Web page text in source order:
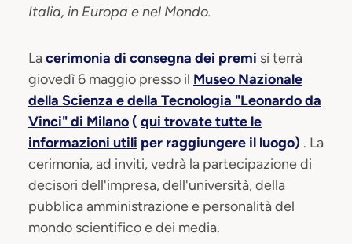
Italia, in Europa e nel Mondo.
Lacerimonia di consegna dei premi si terrà
giovedì 6 maggio presso il Museo Nazionale
della Scienza e della Tecnologia "Leonardo da
Vinci" di Milano( qui trovate tutte le
informazioni utili per raggiungere il luogo) . La
cerimonia, ad inviti, vedrà la partecipazione di
decisori dell'impresa, dell'università, della
pubblica amministrazione e personalità del
mondo scientifico e dei media.